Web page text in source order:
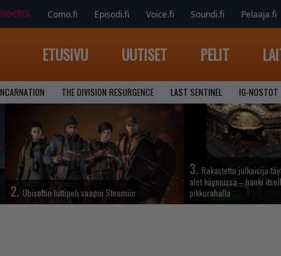
Como.fi Episodi.fi Voice.fi Soundi.fi Pelaaja.fi
ETUSIVU UUTISET PELIT
THE DIVISION RESURGENCE LAST SENTINEL IG-NOSTOT
2. Ubisoftin hittipeli saapui Steamiin
3. Rakastettu julkaisija
alet käynnissä – hanki
pikkurahalla